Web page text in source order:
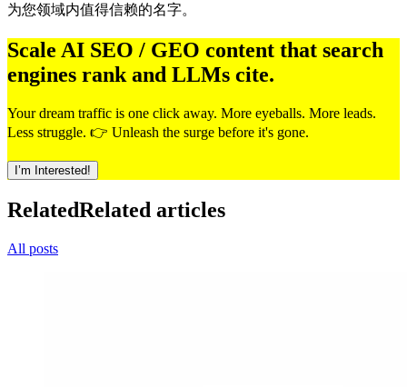
为您领域内值得信赖的名字。
Scale AI SEO / GEO content that search
engines rank and LLMs cite.
Your dream traffic is one click away. More eyeballs. More leads.
Less struggle. 👉 Unleash the surge before it's gone.
I’m Interested!
RelatedRelated articles
All posts